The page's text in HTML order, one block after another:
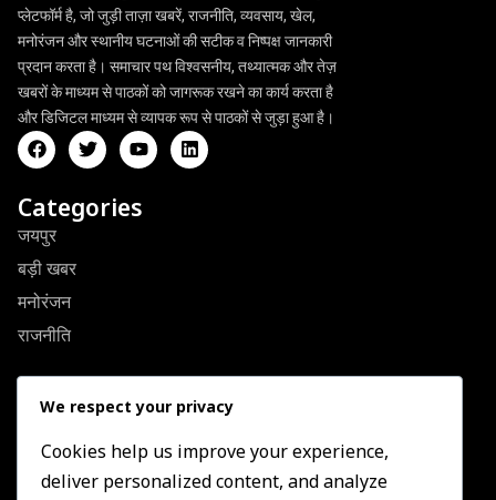
प्लेटफॉर्म है, जो जुड़ी ताज़ा खबरें, राजनीति, व्यवसाय, खेल,
मनोरंजन और स्थानीय घटनाओं की सटीक व निष्पक्ष जानकारी
प्रदान करता है। समाचार पथ विश्वसनीय, तथ्यात्मक और तेज़
खबरों के माध्यम से पाठकों को जागरूक रखने का कार्य करता है
और डिजिटल माध्यम से व्यापक रूप से पाठकों से जुड़ा हुआ है।
Categories
जयपुर
बड़ी खबर
मनोरंजन
राजनीति
Quick Link
About Us
Contact US
Privacy Policy
We respect your privacy
Cookies help us improve your experience,
deliver personalized content, and analyze